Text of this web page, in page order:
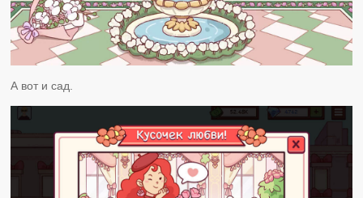
А вот и сад.